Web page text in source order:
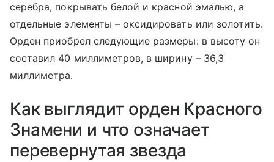
серебра, покрывать белой и красной эмалью, а
отдельные элементы – оксидировать или золотить.
Орден приобрел следующие размеры: в высоту он
составил 40 миллиметров, в ширину – 36,3
миллиметра.
Как выглядит орден Красного
Знамени и что означает
перевернутая звезда